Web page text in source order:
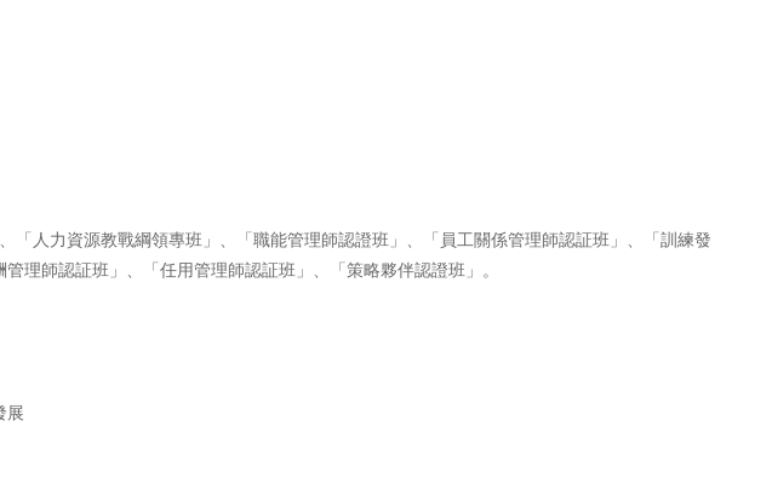
「人力資源教戰綱領專班」、「職能管理師認證班」、「員工關係管理師認証班」、「訓練發
理師認証班」、「任用管理師認証班」、「策略夥伴認證班」。
展